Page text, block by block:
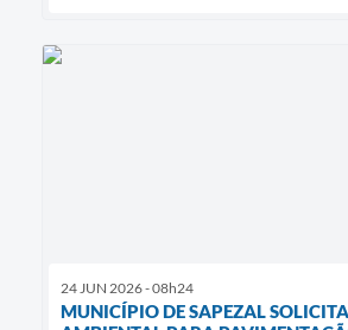
24 JUN 2026 - 08h24
MUNICÍPIO DE SAPEZAL